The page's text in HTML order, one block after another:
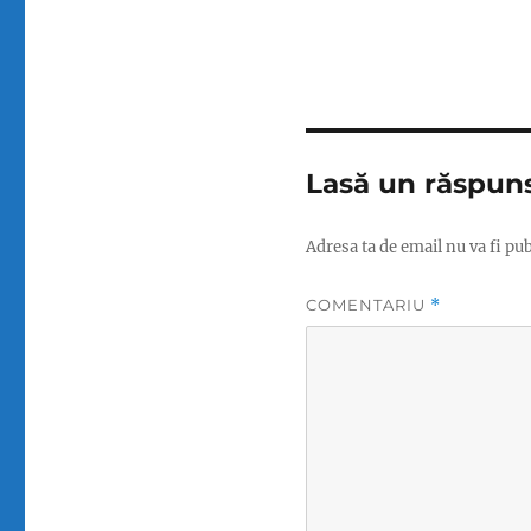
Lasă un
Adresa ta de email nu va fi
COMENTARIU *